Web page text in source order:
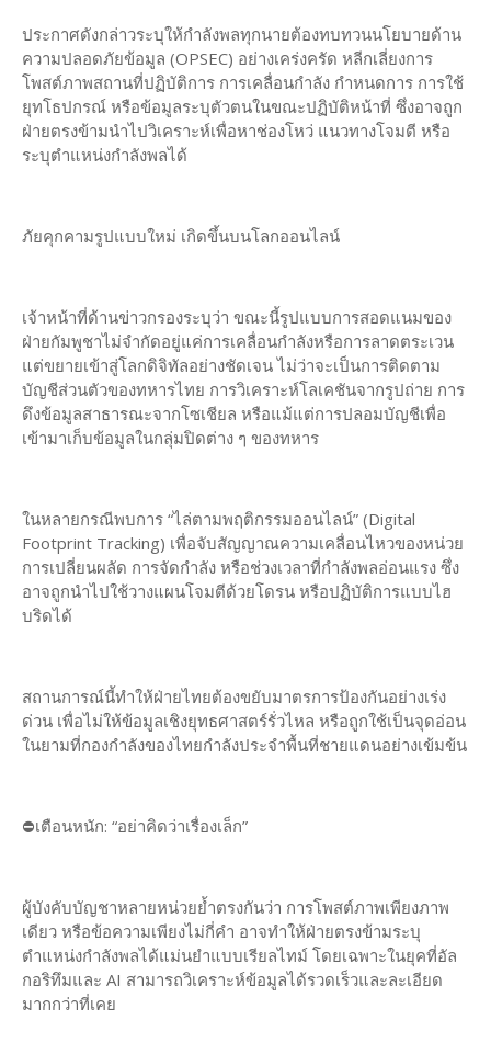
ประกาศดังกล่าวระบุให้กำลังพลทุกนายต้องทบทวนนโยบายด้าน
ความปลอดภัยข้อมูล (OPSEC) อย่างเคร่งครัด หลีกเลี่ยงการ
โพสต์ภาพสถานที่ปฏิบัติการ การเคลื่อนกำลัง กำหนดการ การใช้
ยุทโธปกรณ์ หรือข้อมูลระบุตัวตนในขณะปฏิบัติหน้าที่ ซึ่งอาจถูก
ฝ่ายตรงข้ามนำไปวิเคราะห์เพื่อหาช่องโหว่ แนวทางโจมตี หรือ
ระบุตำแหน่งกำลังพลได้
ภัยคุกคามรูปแบบใหม่ เกิดขึ้นบนโลกออนไลน์
เจ้าหน้าที่ด้านข่าวกรองระบุว่า ขณะนี้รูปแบบการสอดแนมของ
ฝ่ายกัมพูชาไม่จำกัดอยู่แค่การเคลื่อนกำลังหรือการลาดตระเวน
แต่ขยายเข้าสู่โลกดิจิทัลอย่างชัดเจน ไม่ว่าจะเป็นการติดตาม
บัญชีส่วนตัวของทหารไทย การวิเคราะห์โลเคชันจากรูปถ่าย การ
ดึงข้อมูลสาธารณะจากโซเชียล หรือแม้แต่การปลอมบัญชีเพื่อ
เข้ามาเก็บข้อมูลในกลุ่มปิดต่าง ๆ ของทหาร
ในหลายกรณีพบการ “ไล่ตามพฤติกรรมออนไลน์” (Digital
Footprint Tracking) เพื่อจับสัญญาณความเคลื่อนไหวของหน่วย
การเปลี่ยนผลัด การจัดกำลัง หรือช่วงเวลาที่กำลังพลอ่อนแรง ซึ่ง
อาจถูกนำไปใช้วางแผนโจมตีด้วยโดรน หรือปฏิบัติการแบบไฮ
บริดได้
สถานการณ์นี้ทำให้ฝ่ายไทยต้องขยับมาตรการป้องกันอย่างเร่ง
ด่วน เพื่อไม่ให้ข้อมูลเชิงยุทธศาสตร์รั่วไหล หรือถูกใช้เป็นจุดอ่อน
ในยามที่กองกำลังของไทยกำลังประจำพื้นที่ชายแดนอย่างเข้มข้น
⛔️เตือนหนัก: “อย่าคิดว่าเรื่องเล็ก”
ผู้บังคับบัญชาหลายหน่วยย้ำตรงกันว่า การโพสต์ภาพเพียงภาพ
เดียว หรือข้อความเพียงไม่กี่คำ อาจทำให้ฝ่ายตรงข้ามระบุ
ตำแหน่งกำลังพลได้แม่นยำแบบเรียลไทม์ โดยเฉพาะในยุคที่อัล
กอริทึมและ AI สามารถวิเคราะห์ข้อมูลได้รวดเร็วและละเอียด
มากกว่าที่เคย